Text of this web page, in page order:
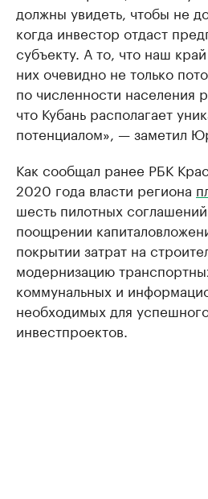
должны увидеть, чтобы не
когда инвестор отдаст
субъекту. А то, что наш
них очевидно не только
по численности населения
что Кубань располагает
потенциалом», — заметил
Как сообщал ранее РБК
2020 года власти региона
шесть пилотных
поощрении
покрытии затрат на
модернизацию
коммунальных и
необходимых для
инвестпроектов.